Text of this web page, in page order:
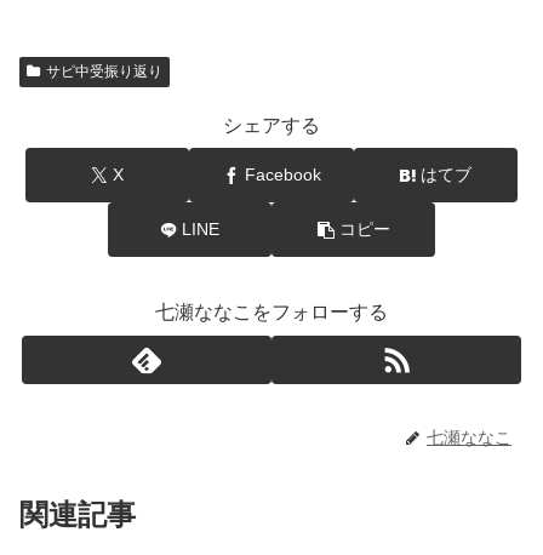
サピ中受振り返り
シェアする
X Facebook はてブ
LINE コピー
七瀬ななこをフォローする
七瀬ななこ
関連記事